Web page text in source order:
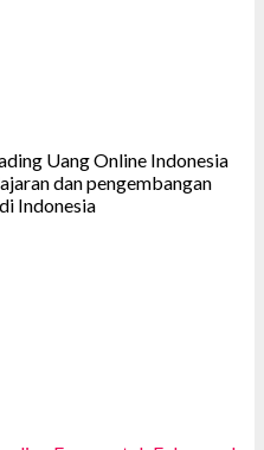
Uang Online Indonesia
dan pengembangan
Indonesia